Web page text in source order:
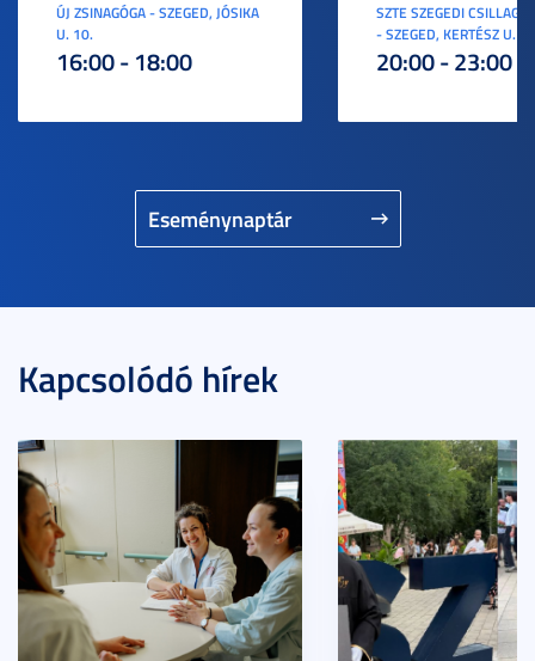
Eseménynaptár
ÚJ ZSINAGÓGA - SZEGED, JÓSIKA
U. 10.
16:00 - 18:00
SZTE SZEGEDI
- SZEGED, KERTÉSZ U. 3.
20:00 - 23:00
Kapcsolódó hírek